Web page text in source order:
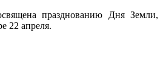
празднованию Дня Земли,
22 апреля.